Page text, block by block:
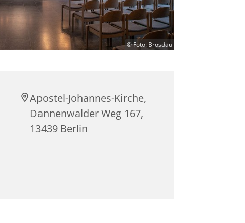
© Foto: Brosdau
Apostel-Johannes-Kirche,
Dannenwalder Weg 167,
13439 Berlin